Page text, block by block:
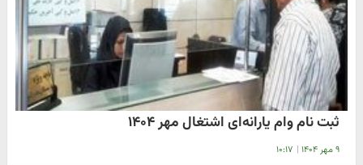
ثبت نام وام یارانه‌ای اشتغال مهر ۱۴۰۴
۹ مهر ۱۴۰۴ | ۱۰:۱۷